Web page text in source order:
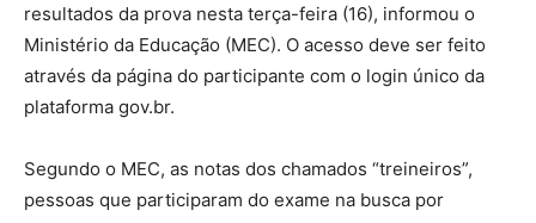
resultados da prova nesta terça-feira (16), informou o
Ministério da Educação (MEC). O acesso deve ser feito
através da página do participante com o login único da
plataforma gov.br.
Segundo o MEC, as notas dos chamados “treineiros”,
pessoas que participaram do exame na busca por